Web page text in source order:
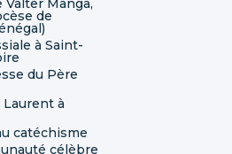
de
à Saint-
du Père
Laurent à
catéchisme
célèbre